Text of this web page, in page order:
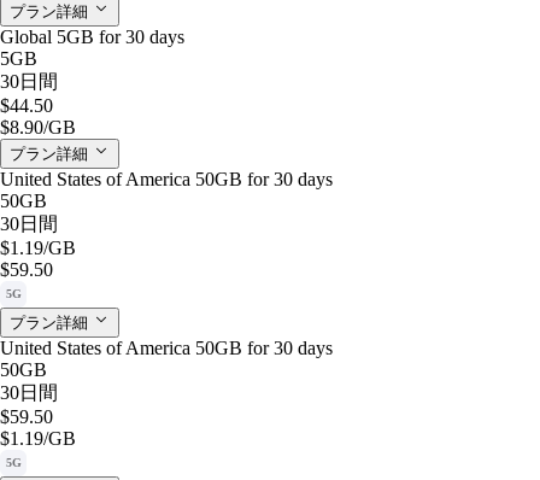
プラン詳細
Global 5GB for 30 days
5GB
30日間
$44.50
$8.90/GB
プラン詳細
United States of America 50GB for 30 days
50GB
30日間
$1.19/GB
$59.50
5G
プラン詳細
United States of America 50GB for 30 days
50GB
30日間
$59.50
$1.19/GB
5G